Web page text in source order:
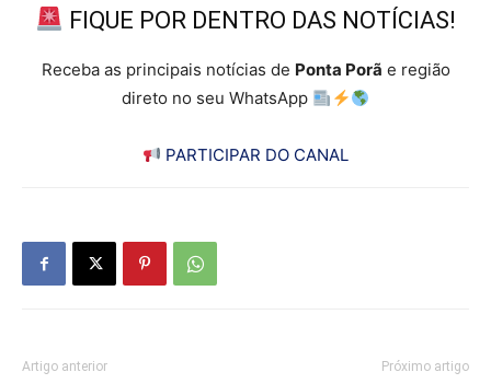
FIQUE POR DENTRO DAS NOTÍCIAS!
Receba as principais notícias de Ponta Porã e região
direto no seu WhatsApp
PARTICIPAR DO CANAL
Artigo anterior Próximo artigo